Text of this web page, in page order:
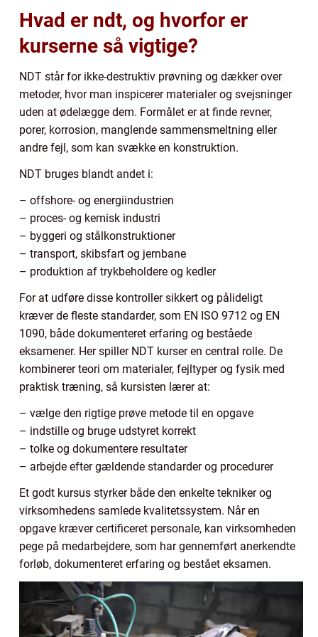
Hvad er ndt, og hvorfor er
kurserne så vigtige?
NDT står for ikke-destruktiv prøvning og dækker over
metoder, hvor man inspicerer materialer og svejsninger
uden at ødelægge dem. Formålet er at finde revner,
porer, korrosion, manglende sammensmeltning eller
andre fejl, som kan svække en konstruktion.
NDT bruges blandt andet i:
– offshore- og energiindustrien
– proces- og kemisk industri
– byggeri og stålkonstruktioner
– transport, skibsfart og jernbane
– produktion af trykbeholdere og kedler
For at udføre disse kontroller sikkert og pålideligt
kræver de fleste standarder, som EN ISO 9712 og EN
1090, både dokumenteret erfaring og beståede
eksamener. Her spiller NDT kurser en central rolle. De
kombinerer teori om materialer, fejltyper og fysik med
praktisk træning, så kursisten lærer at:
– vælge den rigtige prøve metode til en opgave
– indstille og bruge udstyret korrekt
– tolke og dokumentere resultater
– arbejde efter gældende standarder og procedurer
Et godt kursus styrker både den enkelte tekniker og
virksomhedens samlede kvalitetssystem. Når en
opgave kræver certificeret personale, kan virksomheden
pege på medarbejdere, som har gennemført anerkendte
forløb, dokumenteret erfaring og bestået eksamen.